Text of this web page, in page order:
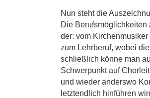
Nun steht die
Die
der: vom
zum Lehrberuf, wobei
schließlich könne man
Schwerpunkt auf
und wieder anderswo
letztendlich hinführen